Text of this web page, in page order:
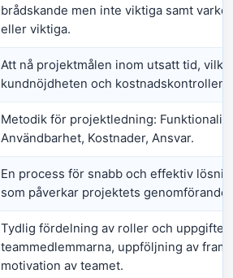
brådskande men inte viktiga samt
eller viktiga.
Att nå projektmålen inom utsatt tid,
kundnöjdheten och kostnadskontrollen
Metodik för projektledning:
Användbarhet, Kostnader, Ansvar.
En process för snabb och effektiv
som påverkar projektets genomförande.
Tydlig fördelning av roller och uppgifter
teammedlemmarna, uppföljning av
motivation av teamet.